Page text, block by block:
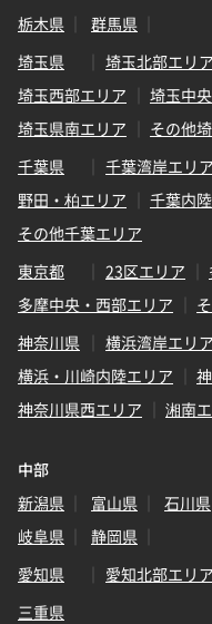
栃木県
群馬県
埼玉県
埼玉北部エリア
埼玉西部エリア
埼玉中
埼玉県南エリア
その他
千葉県
千葉湾岸エリア
野田・柏エリア
千葉内
その他千葉エリア
東京都
23区エリア
多摩中央・西部エリア
神奈川県
横浜湾岸エリア
横浜・川崎内陸エリア
神奈川県西エリア
湘南
中部
新潟県
富山県 石川県
岐阜県
静岡県
愛知県
愛知北部エリア
三重県